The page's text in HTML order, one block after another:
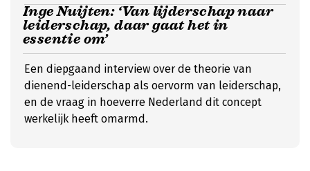
Inge Nuijten: ‘Van lijderschap naar
leiderschap, daar gaat het in
essentie om’
Een diepgaand interview over de theorie van
dienend-leiderschap als oervorm van leiderschap,
en de vraag in hoeverre Nederland dit concept
werkelijk heeft omarmd.